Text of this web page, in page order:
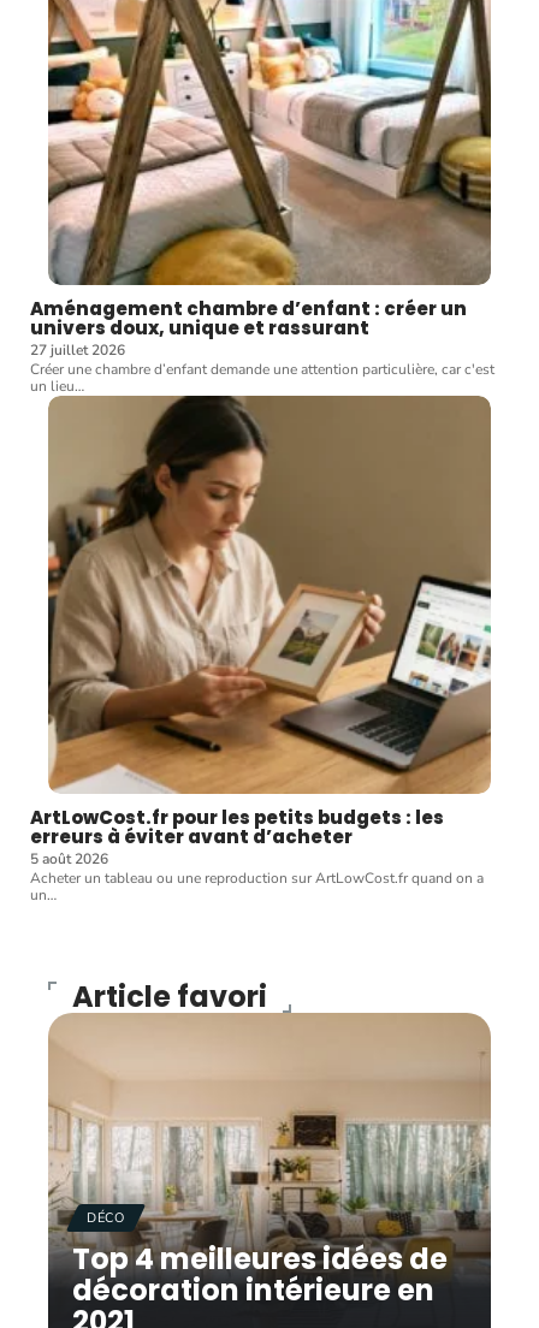
Aménagement chambre d’enfant : créer un
univers doux, unique et rassurant
27 juillet 2026
Créer une chambre d’enfant demande une attention particulière, car c'est
un lieu…
ArtLowCost.fr pour les petits budgets : les
erreurs à éviter avant d’acheter
5 août 2026
Acheter un tableau ou une reproduction sur ArtLowCost.fr quand on a
un…
Article favori
DÉCO
Top 4 meilleures idées de
décoration intérieure en